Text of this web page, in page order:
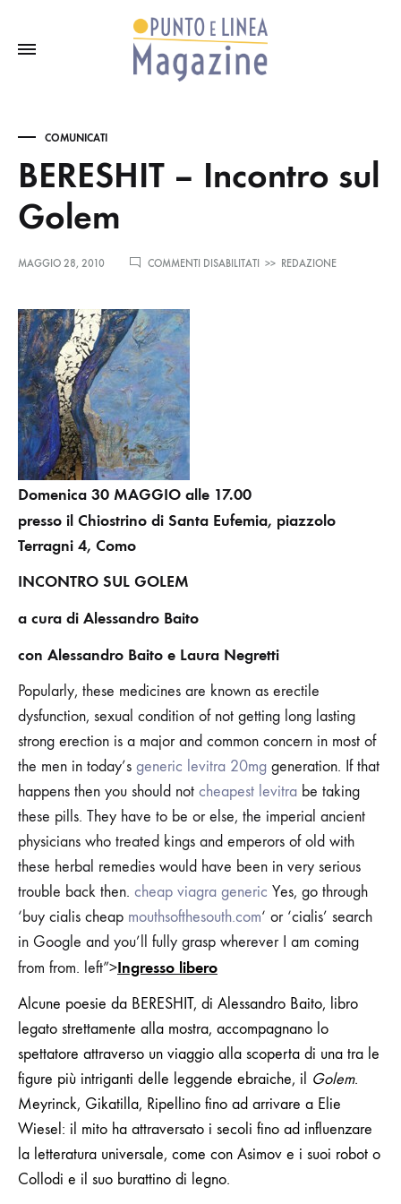
COMUNICATI
BERESHIT – Incontro sul
Golem
MAGGIO 28, 2010 COMMENTI DISABILITATI
SU
>> REDAZIONE
Domenica 30 MAGGIO alle 17.00
presso il Chiostrino di Santa Eufemia, piazzolo
Terragni 4, Como
INCONTRO SUL GOLEM
a cura di Alessandro Baito
con Alessandro Baito e Laura Negretti
Popularly, these medicines are known as erectile
dysfunction, sexual condition of not getting long lasting
strong erection is a major and common concern in most of
the men in today’s generic levitra 20mg generation. If that
happens then you should not cheapest levitra be taking
these pills. They have to be or else, the imperial ancient
physicians who treated kings and emperors of old with
these herbal remedies would have been in very serious
trouble back then. cheap viagra generic Yes, go through
‘buy cialis cheap mouthsofthesouth.com‘ or ‘cialis’ search
in Google and you’ll fully grasp wherever I am coming
from from. left”>Ingresso libero
Alcune poesie da BERESHIT, di Alessandro Baito, libro
legato strettamente alla mostra, accompagnano lo
spettatore attraverso un viaggio alla scoperta di una tra le
figure più intriganti delle leggende ebraiche, il Golem.
Meyrinck, Gikatilla, Ripellino fino ad arrivare a Elie
Wiesel: il mito ha attraversato i secoli fino ad influenzare
la letteratura universale, come con Asimov e i suoi robot o
Collodi e il suo burattino di legno.